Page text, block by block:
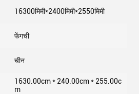
16300मिमी*2400मिमी*2550मिमी
फेंगची
चीन
1630.00cm * 240.00cm * 255.00c
m